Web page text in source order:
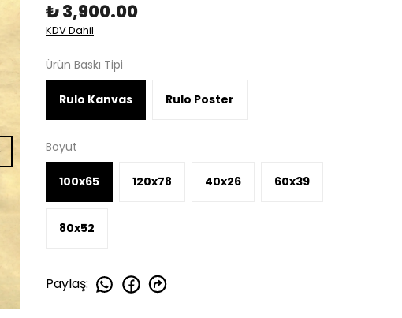
₺ 3,900.00
KDV Dahil
Ürün Baskı Tipi
Rulo Kanvas Rulo Poster
Boyut
100x65 120x78 40x26 60x39
80x52
Paylaş: